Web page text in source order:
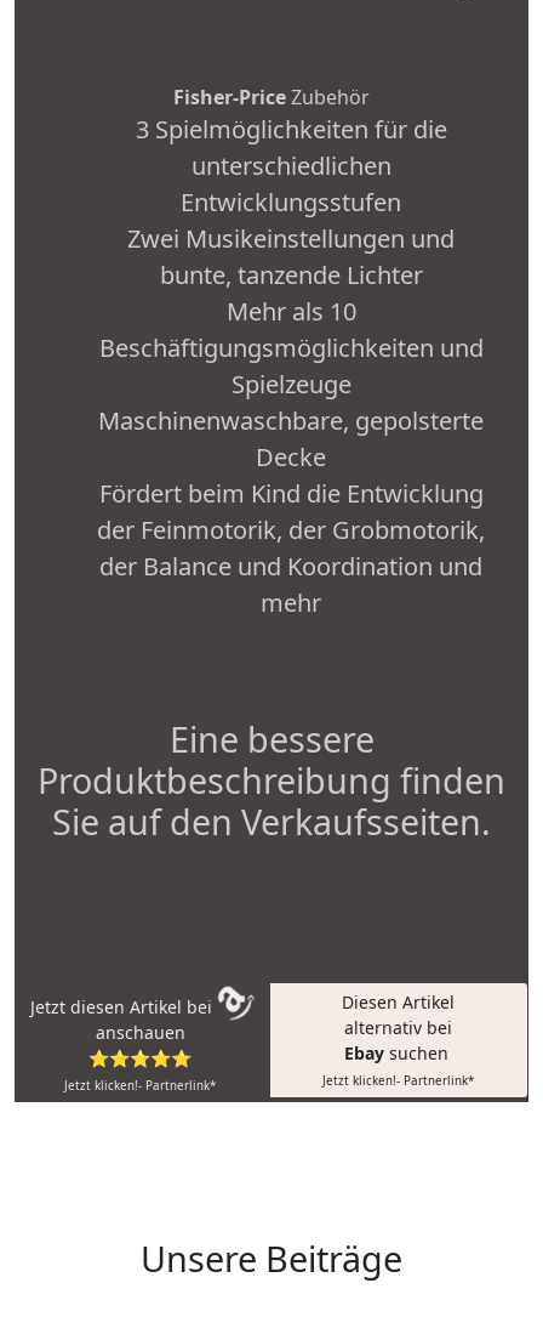
Fisher-PriceZubehör
3 Spielmöglichkeiten für die
unterschiedlichen
Entwicklungsstufen
Zwei Musikeinstellungen und
bunte, tanzende Lichter
Mehr als 10
Beschäftigungsmöglichkeiten und
Spielzeuge
Maschinenwaschbare, gepolsterte
Decke
Fördert beim Kind die Entwicklung
der Feinmotorik, der Grobmotorik,
der Balance und Koordination und
mehr
Eine bessere
Produktbeschreibung finden
Sie auf den Verkaufsseiten.
Jetzt diesen Artikel bei
anschauen
⭐⭐⭐⭐⭐
Jetzt klicken!- Partnerlink*
Diesen Artikel
alternativ bei
Ebay suchen
Jetzt klicken!- Partnerlink*
Unsere Beiträge